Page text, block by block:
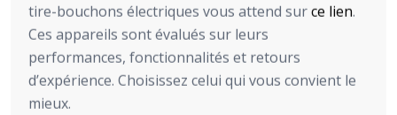
tire-bouchons électriques vous attend surce lien.
Ces appareils sont évalués sur leurs
performances, fonctionnalités et retours
d’expérience. Choisissez celui qui vous convient le
mieux.